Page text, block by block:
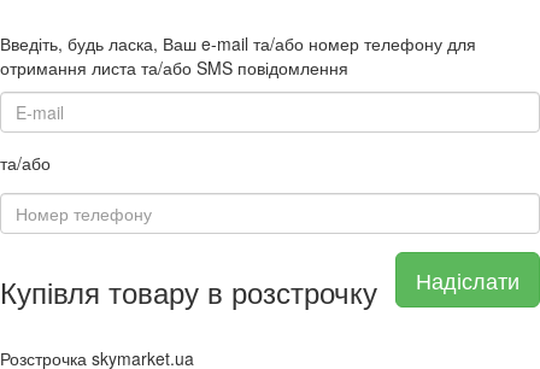
Введіть, будь ласка, Ваш e-mail та/або номер телефону для
отримання листа та/або SMS повідомлення
та/або
Надіслати
Купівля товару в розстрочку
Розстрочка skymarket.ua